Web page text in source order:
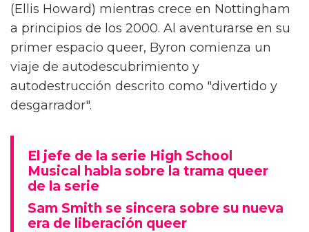
(Ellis Howard) mientras crece en Nottingham
a principios de los 2000. Al aventurarse en su
primer espacio queer, Byron comienza un
viaje de autodescubrimiento y
autodestrucción descrito como "divertido y
desgarrador".
El jefe de la serie High School
Musical habla sobre la trama queer
de la serie
Sam Smith se sincera sobre su nueva
era de liberación queer